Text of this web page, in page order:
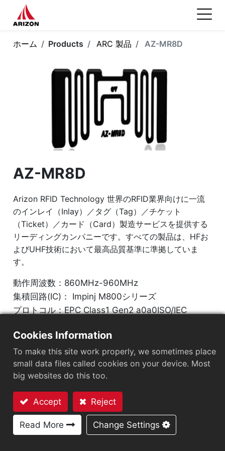
ホーム Products ARC 製品 AZ-MR8D
AZ-MR8D
Arizon RFID Technology 世界のRFID業界向けに一流
のインレイ（Inlay）／タグ（Tag）／チケット
（Ticket）／カード（Card）製造サービスを提供する
リーディングカンパニーです。すべての製品は、HFお
よびUHF技術において最高品質基準に準拠していま
す。
動作周波数：860MHz-960MHz
集積回路(IC)： Impinj M800シリーズ
プロトコル：EPC Class1 Gen2 a0a0ISO/IEC
ARC認証：C2
チップ： Impinj M800 Series
アンテナサイズ（mm）：42x16
EPCメモリ： 128 bits/96 bits
0/32 bits
お問い合わせ
Cookies Information
To make this site work properly, we sometimes place
small data files called cookies on your device. Most
big websites do this too.
Accept Reject
Read More Change Settings